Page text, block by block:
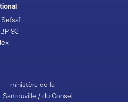
93
– ministère de la
/ du Conseil